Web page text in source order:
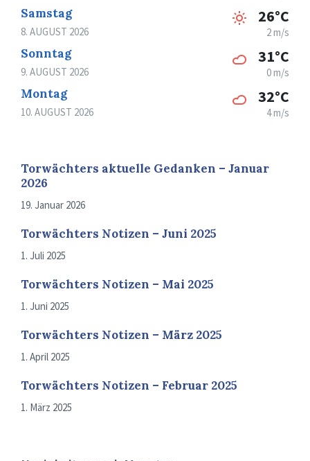
Samstag
8. AUGUST 2026
26°C
2 m/s
Sonntag
9. AUGUST 2026
31°C
0 m/s
Montag
10. AUGUST 2026
32°C
4 m/s
Torwächters aktuelle Gedanken – Januar
2026
19. Januar 2026
Torwächters Notizen – Juni 2025
1. Juli 2025
Torwächters Notizen – Mai 2025
1. Juni 2025
Torwächters Notizen – März 2025
1. April 2025
Torwächters Notizen – Februar 2025
1. März 2025